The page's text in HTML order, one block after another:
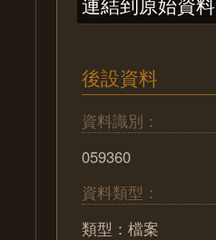
後設資料
資料識別：
059360
資料類型：
類型：檔案